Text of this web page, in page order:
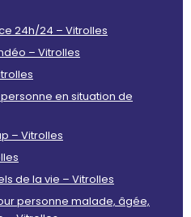
24h/24 – Vitrolles
– Vitrolles
en situation de
– Vitrolles
de la vie – Vitrolles
personne malade, âgée,